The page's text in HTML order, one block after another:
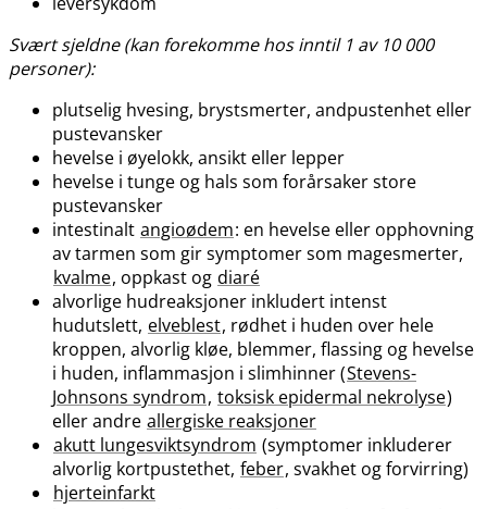
Svært sjeldne (kan forekomme hos inntil 1 av 10 000
personer):
plutselig hvesing, brystsmerter, andpustenhet eller
pustevansker
hevelse i øyelokk, ansikt eller lepper
hevelse i tunge og hals som forårsaker store
pustevansker
intestinalt angioødem: en hevelse eller opphovning
av tarmen som gir symptomer som magesmerter,
kvalme, oppkast og diaré
alvorlige hudreaksjoner inkludert intenst
hudutslett, elveblest, rødhet i huden over hele
kroppen, alvorlig kløe, blemmer, flassing og hevelse
i huden, inflammasjon i slimhinner (Stevens-
Johnsons syndrom, toksisk epidermal nekrolyse)
eller andre allergiske reaksjoner
akutt lungesviktsyndrom (symptomer inkluderer
alvorlig kortpustethet, feber, svakhet og forvirring)
hjerteinfarkt